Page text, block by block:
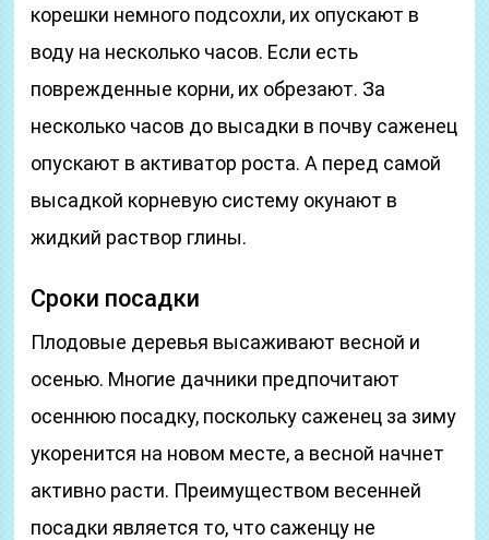
корешки немного подсохли, их опускают в
воду на несколько часов. Если есть
поврежденные корни, их обрезают. За
несколько часов до высадки в почву саженец
опускают в активатор роста. А перед самой
высадкой корневую систему окунают в
жидкий раствор глины.
Сроки посадки
Плодовые деревья высаживают весной и
осенью. Многие дачники предпочитают
осеннюю посадку, поскольку саженец за зиму
укоренится на новом месте, а весной начнет
активно расти. Преимуществом весенней
посадки является то, что саженцу не